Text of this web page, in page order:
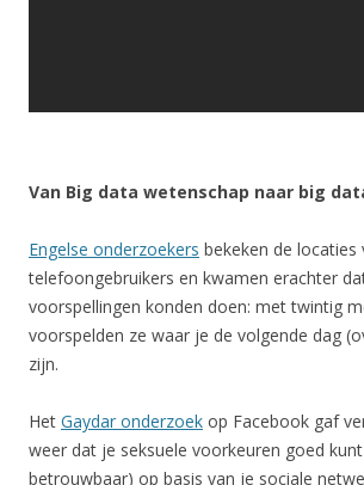
Van Big data wetenschap naar big
Engelse onderzoekers bekeken de locaties
telefoongebruikers en kwamen erachter
voorspellingen konden doen: met twintig
voorspelden ze waar je de volgende dag
zijn.
Het Gaydar onderzoek op Facebook gaf
weer dat je seksuele voorkeuren goed
betrouwbaar) op basis van je sociale